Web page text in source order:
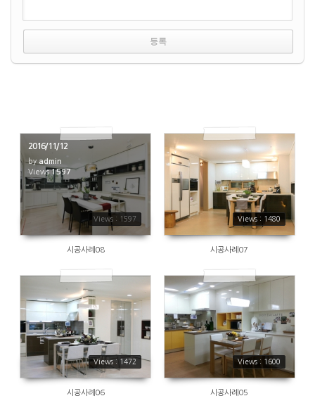
Views : 1597
2016/11/12
by admin
Views1597
시공사례08
Views : 1480
1480
시공사례07
Views : 1472
1472
시공사례06
Views : 1600
1600
시공사례05